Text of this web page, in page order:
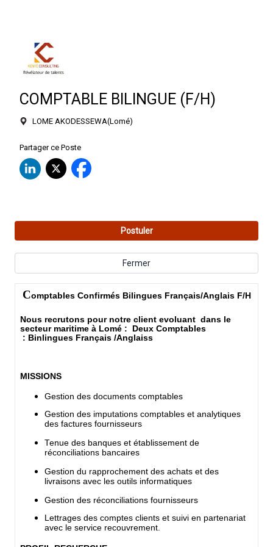
COMPTABLE BILINGUE (F/H)
LOME AKODESSEWA(Lomé)
Partager ce Poste
Postuler
Fermer